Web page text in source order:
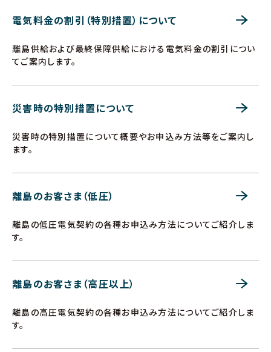
電気料金の割引（特別措置）について
離島供給および最終保障供給における電気料金の割引につい
てご案内します。
災害時の特別措置について
災害時の特別措置について概要やお申込み方法等をご案内し
ます。
離島のお客さま（低圧）
離島の低圧電気契約の各種お申込み方法についてご紹介しま
す。
離島のお客さま（高圧以上）
離島の高圧電気契約の各種お申込み方法についてご紹介しま
す。